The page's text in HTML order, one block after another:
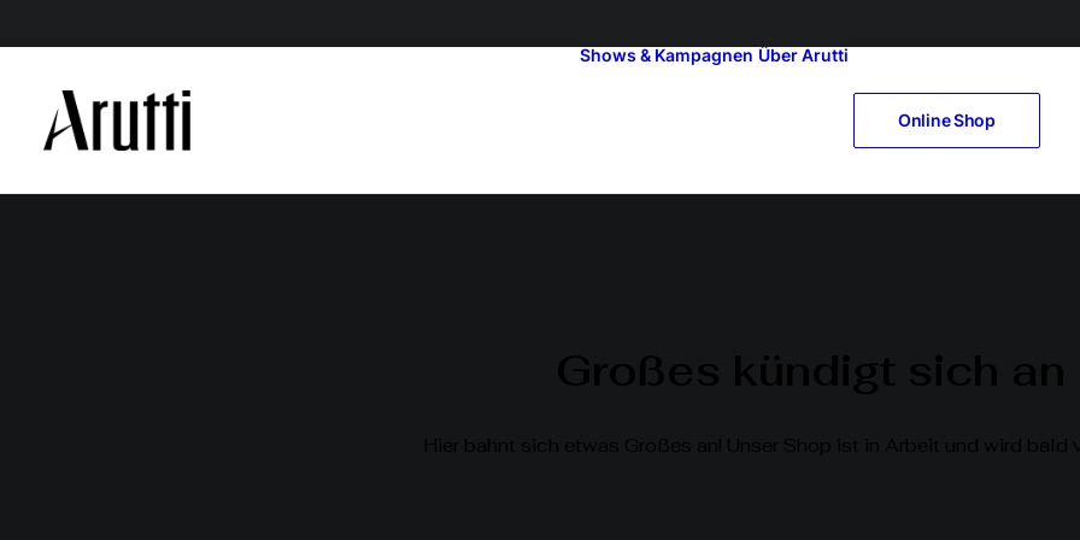
Shows & Kampagnen Über Arutti
Online Shop
Großes kündigt sich an
Hier bahnt sich etwas Großes an! Unser Shop ist in Arbeit und wird bald